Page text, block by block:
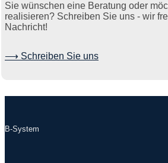
Sie wünschen eine Beratung oder
realisieren? Schreiben Sie uns - wir
Nachricht!
⟶ Schreiben Sie uns
B-System